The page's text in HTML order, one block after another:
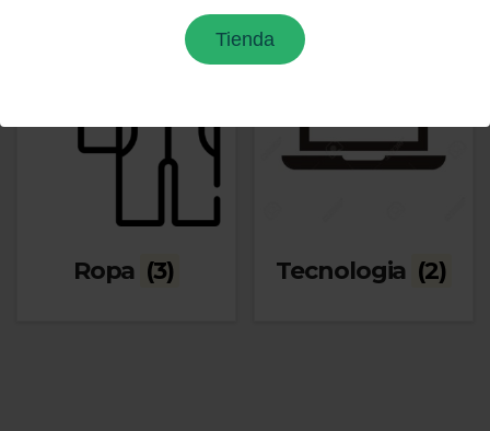
Tienda
Ropa (3) Tecnologia (2)